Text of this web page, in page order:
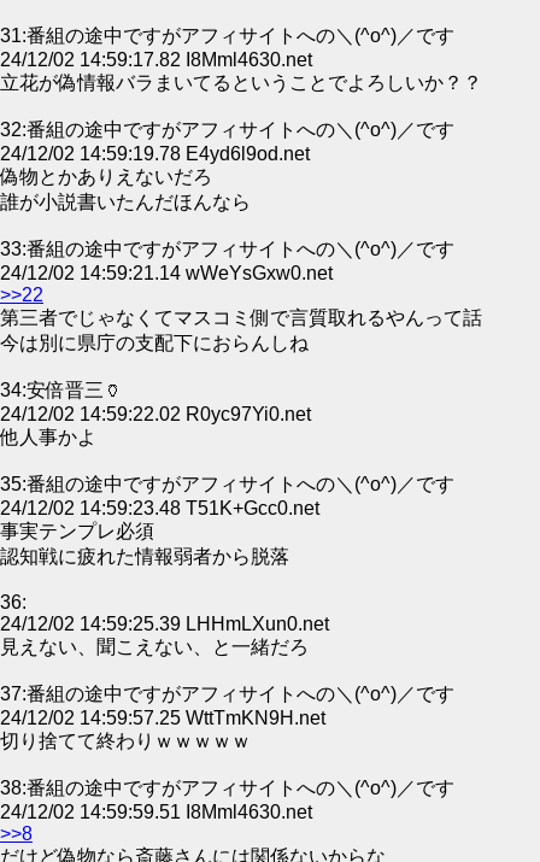
31:番組の途中ですがアフィサイトへの＼(^o^)／です
24/12/02 14:59:17.82 I8Mml4630.net
立花が偽情報バラまいてるということでよろしいか？？
32:番組の途中ですがアフィサイトへの＼(^o^)／です
24/12/02 14:59:19.78 E4yd6l9od.net
偽物とかありえないだろ
誰が小説書いたんだほんなら
33:番組の途中ですがアフィサイトへの＼(^o^)／です
24/12/02 14:59:21.14 wWeYsGxw0.net
>>22
第三者でじゃなくてマスコミ側で言質取れるやんって話
今は別に県庁の支配下におらんしね
34:安倍晋三🏺
24/12/02 14:59:22.02 R0yc97Yi0.net
他人事かよ
35:番組の途中ですがアフィサイトへの＼(^o^)／です
24/12/02 14:59:23.48 T51K+Gcc0.net
事実テンプレ必須
認知戦に疲れた情報弱者から脱落
36:
24/12/02 14:59:25.39 LHHmLXun0.net
見えない、聞こえない、と一緒だろ
37:番組の途中ですがアフィサイトへの＼(^o^)／です
24/12/02 14:59:57.25 WttTmKN9H.net
切り捨てて終わりｗｗｗｗｗ
38:番組の途中ですがアフィサイトへの＼(^o^)／です
24/12/02 14:59:59.51 I8Mml4630.net
>>8
だけど偽物なら斎藤さんには関係ないからな